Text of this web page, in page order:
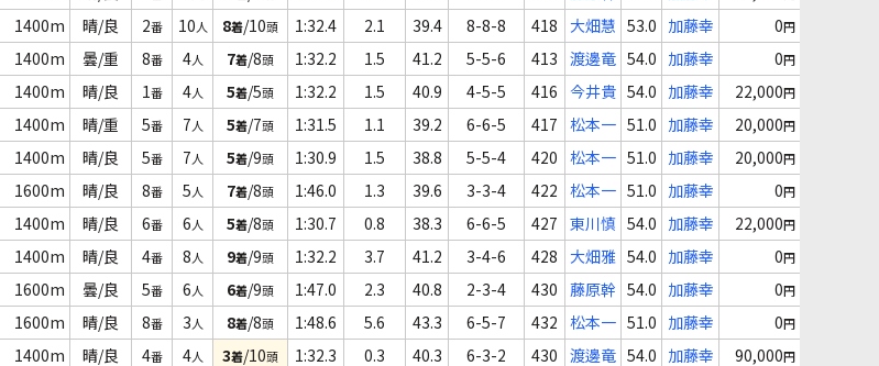
1400m 晴/良 2番 10人 8着/10頭 1:32.4 2.1 39.4 8-8-8 418 大畑慧 53.0 加藤幸 0円
1400m 曇/重 8番 4人 7着/8頭 1:32.2 1.5 41.2 5-5-6 413 渡邊竜 54.0 加藤幸 0円
1400m 晴/良 1番 4人 5着/5頭 1:32.2 1.5 40.9 4-5-5 416 今井貴 54.0 加藤幸 22,000円
1400m 晴/重 5番 7人 5着/7頭 1:31.5 1.1 39.2 6-6-5 417 松本一 51.0 加藤幸 20,000円
1400m 晴/良 5番 7人 5着/9頭 1:30.9 1.5 38.8 5-5-4 420 松本一 51.0 加藤幸 20,000円
1600m 晴/良 8番 5人 7着/8頭 1:46.0 1.3 39.6 3-3-4 422 松本一 51.0 加藤幸 0円
1400m 晴/良 6番 6人 5着/8頭 1:30.7 0.8 38.3 6-6-5 427 東川慎 54.0 加藤幸 22,000円
1400m 晴/良 4番 8人 9着/9頭 1:32.2 3.7 41.2 3-4-6 428 大畑雅 54.0 加藤幸 0円
1600m 曇/良 5番 6人 6着/9頭 1:47.0 2.3 40.8 2-3-4 430 藤原幹 54.0 加藤幸 0円
1600m 晴/良 8番 3人 8着/8頭 1:48.6 5.6 43.3 6-5-7 432 松本一 51.0 加藤幸 0円
1400m 晴/良 4番 4人 3着/10頭 1:32.3 0.3 40.3 6-3-2 430 渡邊竜 54.0 加藤幸 90,000円